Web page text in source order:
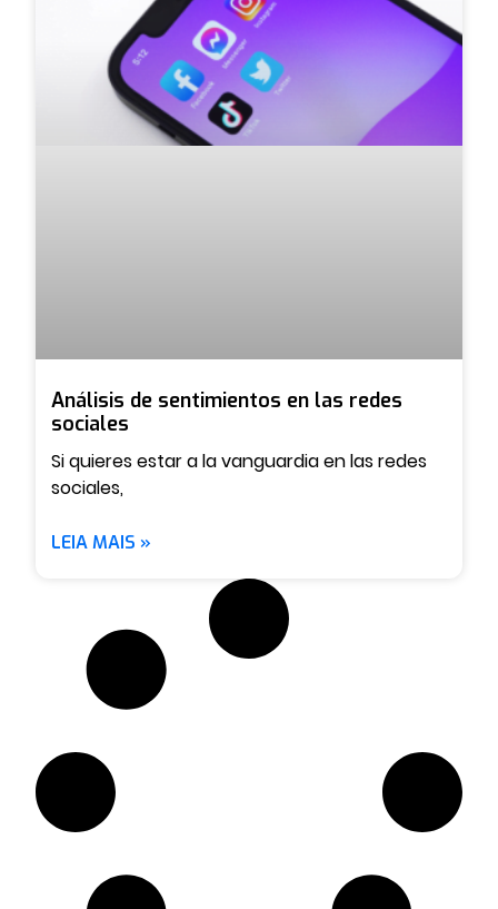
Análisis de sentimientos en las redes
sociales
Si quieres estar a la vanguardia en las redes
sociales,
LEIA MAIS »